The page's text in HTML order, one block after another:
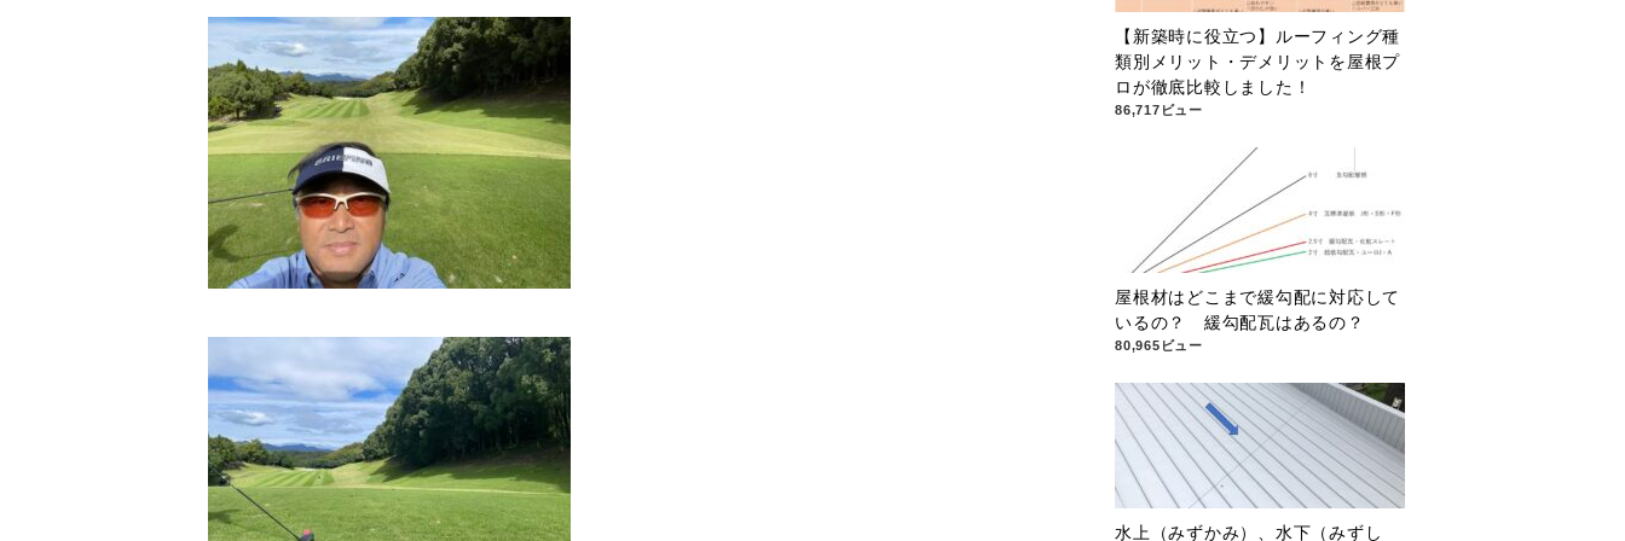
【新築時に役立つ】ルーフィング種
類別メリット・デメリットを屋根プ
ロが徹底比較しました！
86,717ビュー
屋根材はどこまで緩勾配に対応して
いるの？ 緩勾配瓦はあるの？
80,965ビュー
水上（みずかみ）、水下（みずし